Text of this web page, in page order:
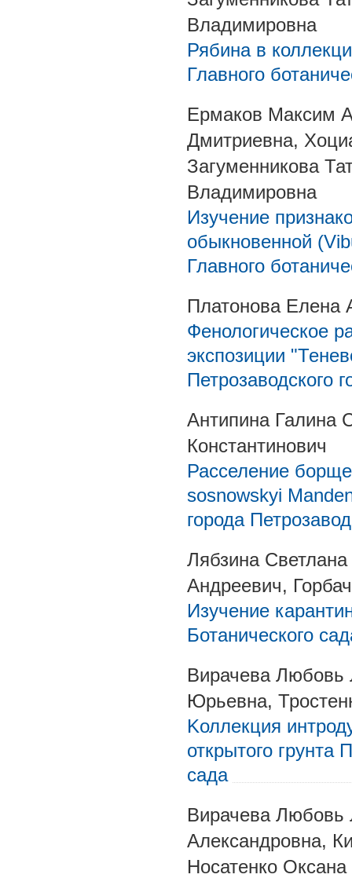
Владимировна
Рябина в
Главного
Ермаков Максим
Дмитриевна,
Загуменникова
Владимировна
Изучение
обыкновенной
Главного
Платонова Елена
Фенологическое
экспозиции
Петрозаводского
Антипина Галина
Константинович
Расселение
sosnowskyi
города
Лябзина
Андреевич,
Изучение
Ботанического
Вирачева Любовь
Юрьевна,
Kоллекция
открытого грунта
сада
Вирачева Любовь
Александровна,
Носатенко